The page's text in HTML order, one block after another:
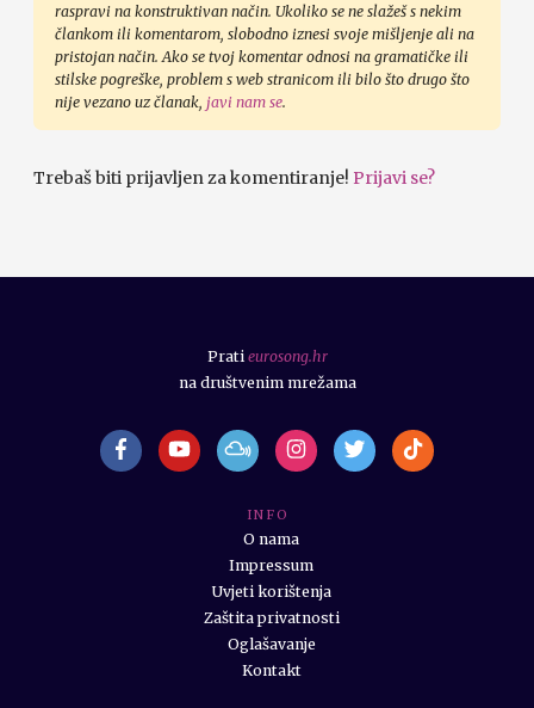
raspravi na konstruktivan način. Ukoliko se ne slažeš s nekim
člankom ili komentarom, slobodno iznesi svoje mišljenje ali na
pristojan način. Ako se tvoj komentar odnosi na gramatičke ili
stilske pogreške, problem s web stranicom ili bilo što drugo što
nije vezano uz članak, javi nam se.
Trebaš biti prijavljen za komentiranje! Prijavi se?
I N F O
O nama
Impressum
Uvjeti korištenja
Zaštita privatnosti
Oglašavanje
Kontakt
Prati eurosong.hr
na društvenim mrežama